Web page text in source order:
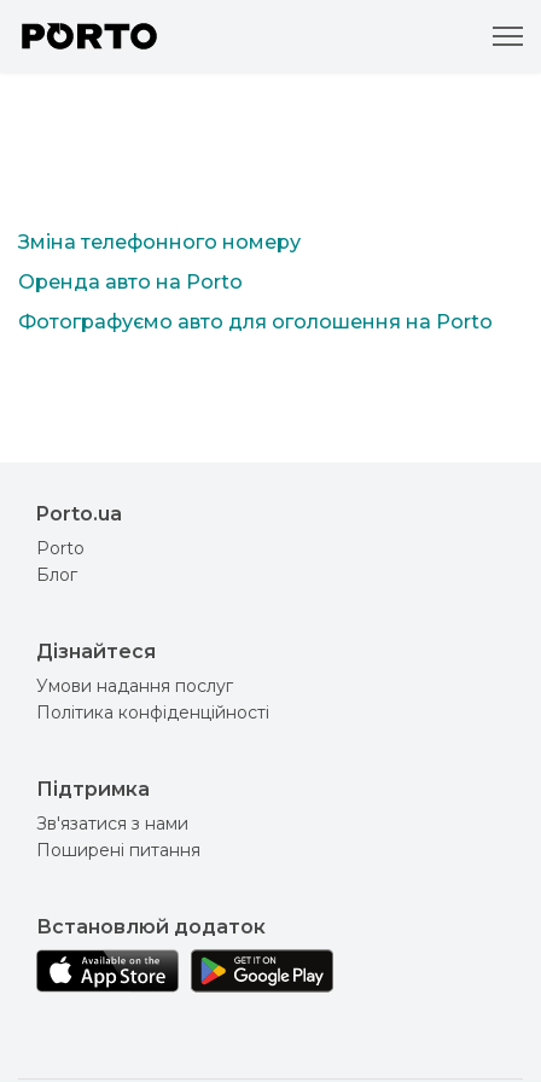
Зміна телефонного номеру
Оренда авто на Porto
Фотографуємо авто для оголошення на Porto
Porto.ua
Porto
Блог
Дізнайтеся
Умови надання послуг
Політика конфіденційності
Підтримка
Зв'язатися з нами
Поширені питання
Встановлюй додаток